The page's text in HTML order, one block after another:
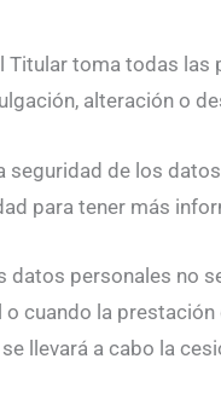
toma todas
alteración o
seguridad de los
para tener más
datos personales no
cuando la
llevará a cabo la